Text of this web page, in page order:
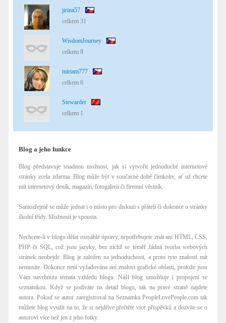
jirina57
celkem 31
WisdomJourney
celkem 8
miriam777
celkem 6
Stewarder
celkem 1
Blog a jeho funkce
Blog představuje snadnou možnost, jak si vytvořit jednoduché internetové
stránky zcela zdarma. Blog může být v současné době čímkoliv, ať už chcete
mít internetový deník, magazín, fotogalerii či firemní věstník.
Samozřejmě se může jednat i o místo pro diskuzi s přáteli či dokonce o stránky
školní třídy. Možností je spousta.
Nechcete-li v blogu dělat rozsáhlé úpravy, nepotřebujete znát ani HTML, CSS,
PHP či SQL, což jsou jazyky, bez nichž se téměř žádná tvorba webových
stránek neobejde. Blog je založen na jednoduchosti, a proto tyto znalosti mít
nemusíte. Dokonce není vyžadována ani znalost grafické oblasti, protože jsou
Vám navrhnuta témata vzhledu blogu. Nášl blog umožňuje i propojení se
seznamkou. Když se podíváte na detail blogu, tak na pravé straně najdete
autora. Pokud se autor zaregistroval na Seznamka PeopleLovePeople.com tak
můžete blog využít na to, že si nejdříve přečtěte více příspěvků a dozvíte se o
autorovi více než jen z jeho fotky.